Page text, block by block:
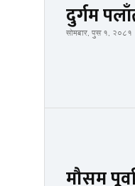
दुर्गम
सोमबार, पुस १, २०८१
मौसम